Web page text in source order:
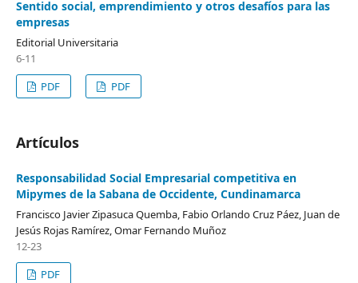
Sentido social, emprendimiento y otros desafíos para las
empresas
Editorial Universitaria
6-11
PDF
PDF
Artículos
Responsabilidad Social Empresarial competitiva en
Mipymes de la Sabana de Occidente, Cundinamarca
Francisco Javier Zipasuca Quemba, Fabio Orlando Cruz Páez, Juan de
Jesús Rojas Ramírez, Omar Fernando Muñoz
12-23
PDF